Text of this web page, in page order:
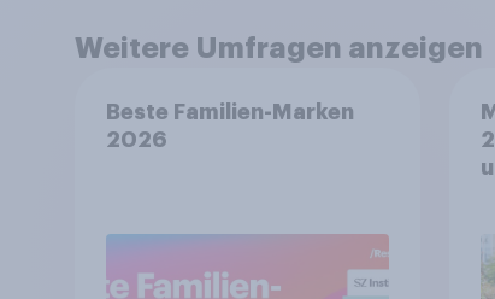
Weitere Umfragen anzeigen
Beste Familien-Marken
2026